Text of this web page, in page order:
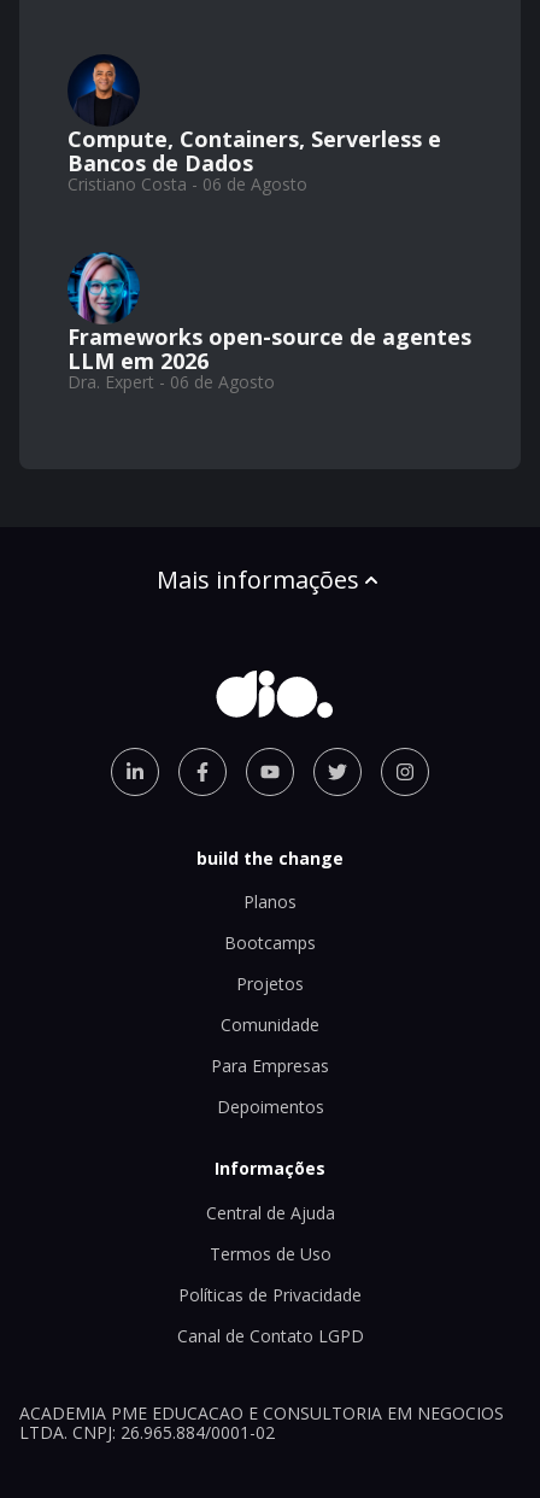
Compute, Containers, Serverless e
Bancos de Dados
Cristiano Costa - 06 de Agosto
Frameworks open-source de agentes
LLM em 2026
Dra. Expert - 06 de Agosto
Mais informações
build the change
Planos
Bootcamps
Projetos
Comunidade
Para Empresas
Depoimentos
Informações
Central de Ajuda
Termos de Uso
Políticas de Privacidade
Canal de Contato LGPD
ACADEMIA PME EDUCACAO E CONSULTORIA EM NEGOCIOS
LTDA. CNPJ: 26.965.884/0001-02